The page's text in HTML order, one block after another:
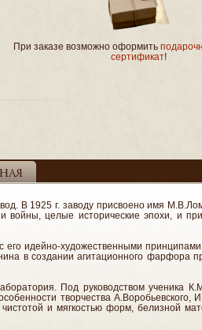
При заказе возможно оформить
сертификат!
В 1925 г. заводу присвоено имя
войны, целые исторические эпохи, и
его идейно-художественными
в создании агитационного фарфора
Под руководством ученика
творчества А.Воробьевского,
и мягкостью форм, белизной